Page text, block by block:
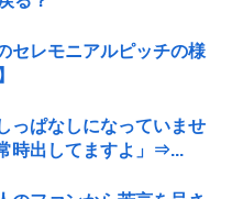
セレモニアルピッチの様
っぱなしになっていませ
時出してますよ」⇒...